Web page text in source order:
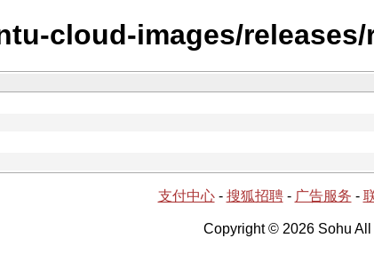
cloud-images/
支付中心- 搜狐招聘- 广告服务 -
Copyright © 2026 Sohu